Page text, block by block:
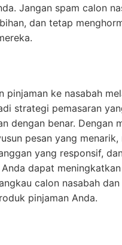
Jangan spam calon
dan tetap
pinjaman ke nasabah
strategi pemasaran
dengan benar. Dengan
pesan yang
yang responsif,
dapat
calon nasabah
pinjaman Anda.